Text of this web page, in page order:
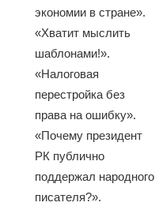
экономии в стране».
«Хватит мыслить
шаблонами!».
«Налоговая
перестройка без
права на ошибку».
«Почему президент
РК публично
поддержал народного
писателя?».